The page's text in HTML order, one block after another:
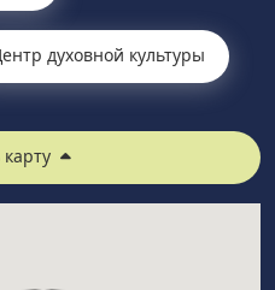
духовной культуры